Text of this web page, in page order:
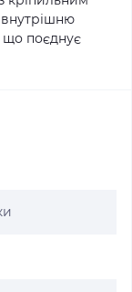
що поєднує